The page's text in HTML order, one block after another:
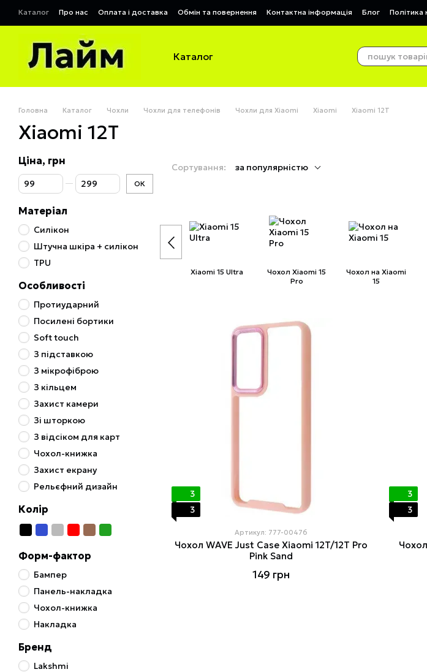
Перейти до основного контенту
Каталог Про нас Оплата і доставка Обмін та повернення Контактна інформація Блог Політика
Договір публічної оферти
Каталог
Головна Каталог Чохли Чохли для телефонів Чохли для Xiaomi Xiaomi Xiaomi 12T
Xiaomi 12T
Сортування: за популярністю
Xiaomi 15 Ultra
Чохол Xiaomi 15
Pro
Чохол на Xiaomi
15
3
3
Артикул: 777-00476
Чохол WAVE Just Case Xiaomi 12T/12T Pro
Pink Sand
149 грн
3
3
Ціна, грн
Від Ціна, грн
До Ціна, грн ОК
Матеріал
Силікон
Штучна шкіра + силікон
TPU
Особливості
Протиударний
Посилені бортики
Soft touch
З підставкою
З мікрофіброю
З кільцем
Захист камери
Зі шторкою
З відсіком для карт
Чохол-книжка
Захист екрану
Рельєфний дизайн
Колір
Форм-фактор
Бампер
Панель-накладка
Чохол-книжка
Накладка
Бренд
Lakshmi